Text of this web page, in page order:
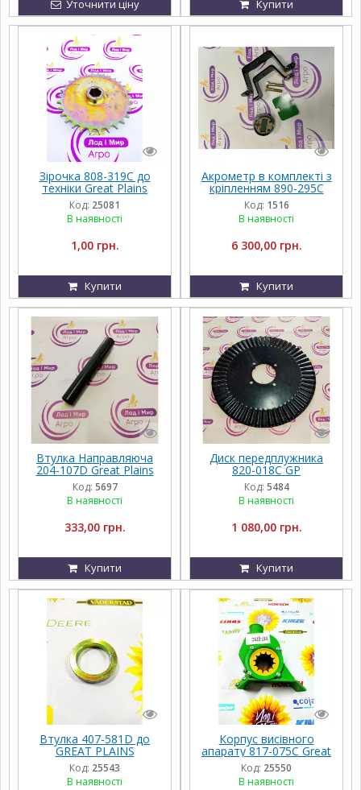
Уточнити ціну Купити
Зірочка 808-319C до
техніки Great Plains
Код: 25081
В наявності
1,00 грн.
Купити
Акрометр в комплекті з
кріпленням 890-295С
Great Plains
Код: 1516
В наявності
6 300,00 грн.
Купити
Втулка Направляюча
204-107D Great Plains
Код: 5697
В наявності
333,00 грн.
Купити
Диск передплужника
820-018C GP
Код: 5484
В наявності
1 080,00 грн.
Купити
Втулка 407-581D до
GREAT PLAINS
Код: 25543
В наявності
Корпус висівного
апарату 817-075С Great
Plains
Код: 25550
В наявності